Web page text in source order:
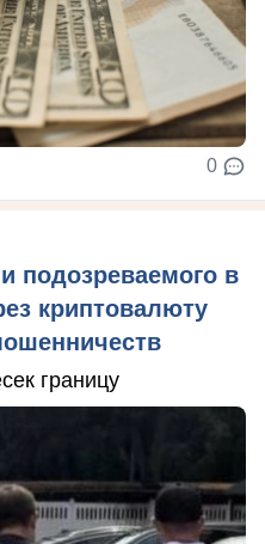
0
подозреваемого в
криптовалюту
границу